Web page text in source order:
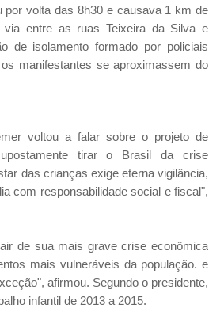
por volta das 8h30 e causava 1 km de
via entre as ruas Teixeira da Silva e
de isolamento formado por policiais
manifestantes se aproximassem do
voltou a falar sobre o projeto de
tirar o Brasil da crise
das crianças exige eterna vigilância,
com responsabilidade social e fiscal",
de sua mais grave crise econômica
mais vulneráveis da população. e
afirmou. Segundo o presidente,
infantil de 2013 a 2015.